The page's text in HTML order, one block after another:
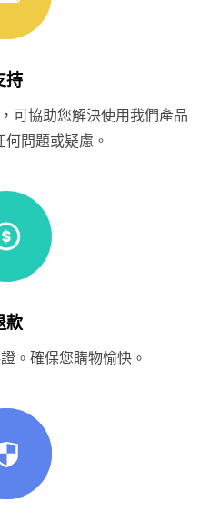
持
可協助您解決使用我們產品
問題或疑慮。
款
。確保您購物愉快。